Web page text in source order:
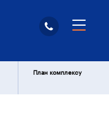
План комплексу